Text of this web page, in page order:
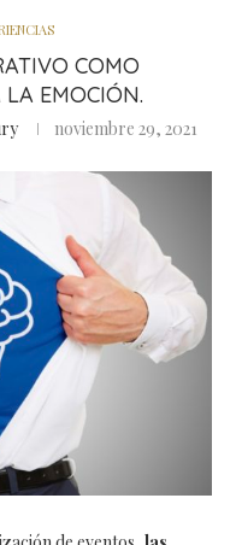
COMO
EMOCIÓN.
noviembre 29, 2021